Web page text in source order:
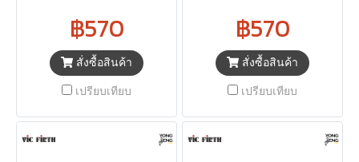
฿570
สั่งซื้อสินค้า
เปรียบเทียบ
฿570
สั่งซื้อสินค้า
เปรียบเทียบ